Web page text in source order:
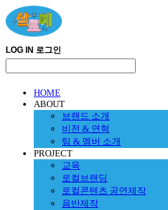
LOG IN 로그인
HOME
ABOUT
브랜드 소개
비전 & 연혁
팀 & 멤버 소개
PROJECT
교육
로컬브랜딩
로컬콘텐츠 공연제작
음반제작